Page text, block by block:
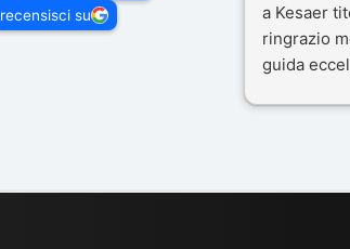
recensisci su
a Kesaer
ringrazio
guida
consiglio